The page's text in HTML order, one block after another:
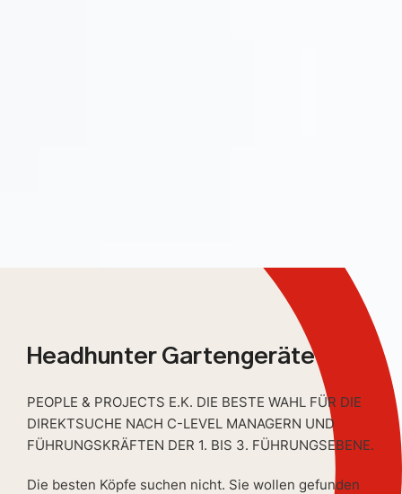
Headhunter Gartengeräte
PEOPLE & PROJECTS E.K. DIE BESTE WAHL FÜR DIE
DIREKTSUCHE NACH C-LEVEL MANAGERN UND
FÜHRUNGSKRÄFTEN DER 1. BIS 3. FÜHRUNGSEBENE.
Die besten Köpfe suchen nicht. Sie wollen gefunden